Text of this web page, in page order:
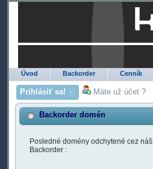
Úvod Backorder Cenník
Prihlásiť sa! Máte už účet ?
Backorder domén
Posledné domény odchytené cez náš
Backorder :